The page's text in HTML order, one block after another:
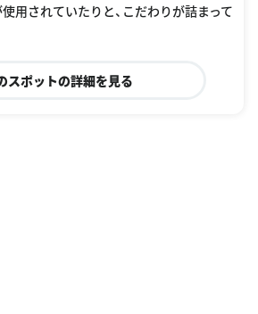
用されていたりと、こだわりが詰まって
スポットの詳細を見る